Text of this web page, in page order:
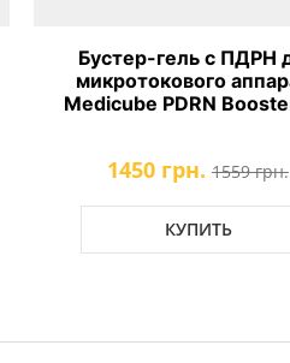
Бустер-гель с ПДРН
микротокового
Medicube PDRN
1450 грн. 1559 грн.
КУПИТЬ